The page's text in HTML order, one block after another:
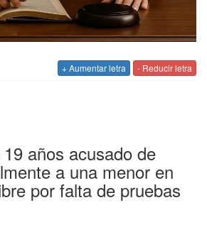
+ Aumentar letra - Reducir letra
años acusado de
a una menor en
por falta de pruebas